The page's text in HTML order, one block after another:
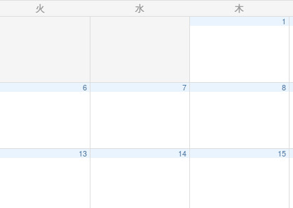
火 水 木
1
6 7 8
13 14 15